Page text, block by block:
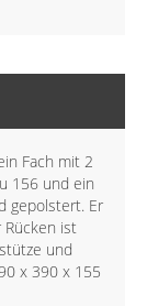
Fach mit 2
156 und ein
gepolstert. Er
ist
und
x 390 x 155